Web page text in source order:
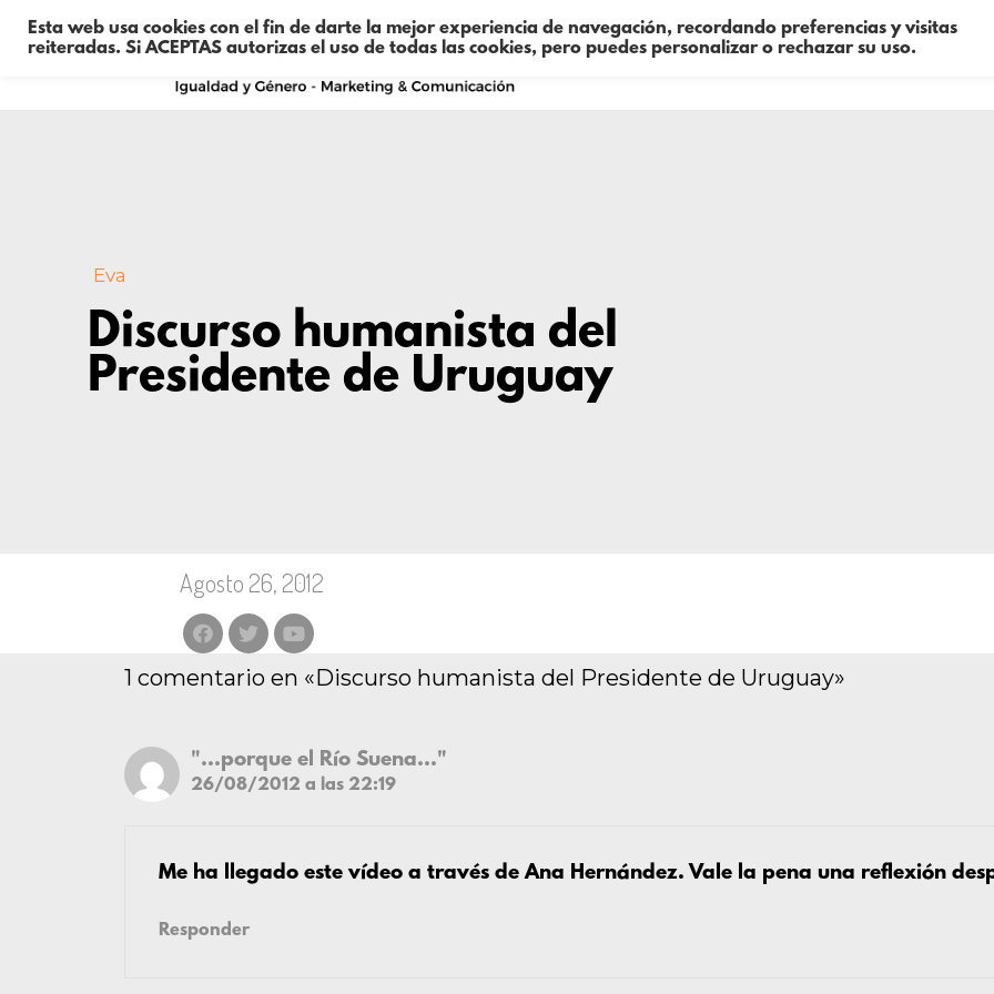
Sobre mí Consultoría Formación
Eva
Discurso humanista del
Presidente de Uruguay
Agosto 26, 2012
1 comentario en «Discurso humanista del Presidente de Uruguay»
"...porque el Río Suena..."
26/08/2012 a las 22:19
Me ha llegado este vídeo a través de Ana Hernández. Vale la pena una reflexión
Responder
Esta web usa cookies con el fin de darte la mejor experiencia de navegación, recordando preferencias y visitas
reiteradas. Si ACEPTAS autorizas el uso de todas las cookies, pero puedes personalizar o rechazar su uso.